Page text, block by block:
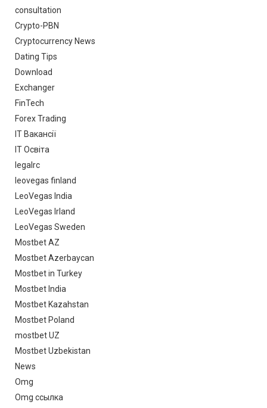
consultation
Crypto-PBN
Cryptocurrency News
Dating Tips
Download
Exchanger
FinTech
Forex Trading
IT Вакансії
IT Освіта
legalrc
leovegas finland
LeoVegas India
LeoVegas Irland
LeoVegas Sweden
Mostbet AZ
Mostbet Azerbaycan
Mostbet in Turkey
Mostbet India
Mostbet Kazahstan
Mostbet Poland
mostbet UZ
Mostbet Uzbekistan
News
Omg
Omg ссылка